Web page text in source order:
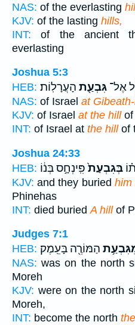
NAS: of the everlasting
KJV: of the lasting hills,
INT: of the ancient
everlasting
Joshua 5:3
HEB:
אֶל־ גִּבְעַ֖ת הָעֲרָלֽוֹת׃
NAS: of Israel at
KJV: of Israel at the hillof
INT: of Israel at the hillof
Joshua 24:33
HEB:
בְּגִבְעַת֙פִּֽינְחָ֣ס בְּנ֔וֹ
KJV: and they buried him
Phinehas
INT: died buried A hillof
Judges 7:1
HEB: הַמּוֹרֶ֖ה בָּעֵֽמֶק׃
NAS: was on the north
Moreh
KJV: were on the north
Moreh,
INT: become the north